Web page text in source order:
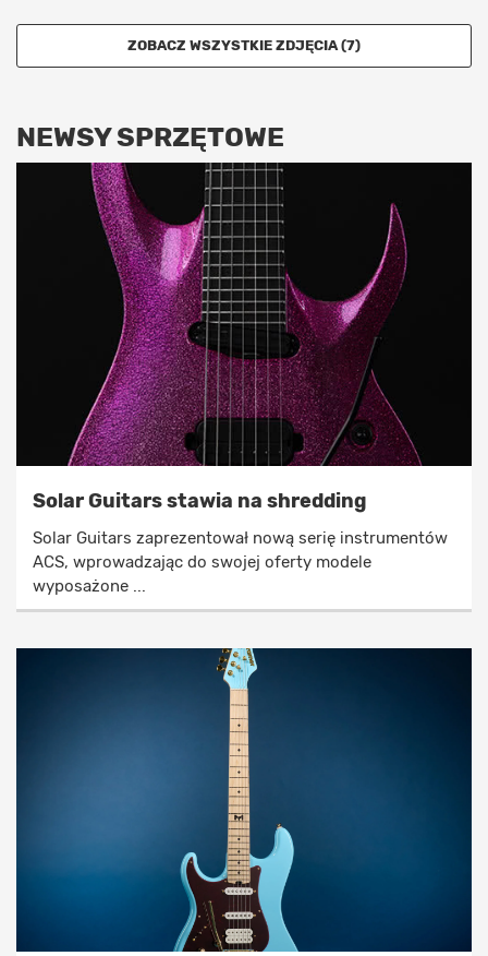
ZOBACZ WSZYSTKIE ZDJĘCIA (7)
NEWSY SPRZĘTOWE
Solar Guitars stawia na shredding
Solar Guitars zaprezentował nową serię instrumentów
ACS, wprowadzając do swojej oferty modele
wyposażone ...